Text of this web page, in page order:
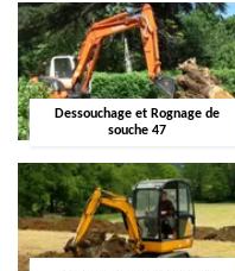
Dessouchage et Rognage de
souche 47